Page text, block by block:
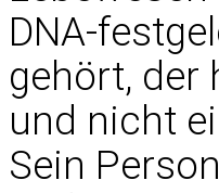
DNA-
gehört, der
und nicht
Sein